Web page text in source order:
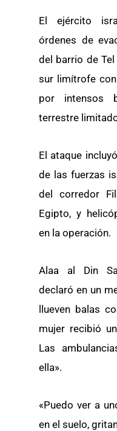
El ejército
órdenes de
del barrio de Tel
sur limítrofe
por intensos
terrestre
El ataque
de las fuerzas
del corredor
Egipto, y
en la operación.
Alaa al Din
declaró en un
llueven balas
mujer recibió
Las
ella».
«Puedo ver a
en el suelo,